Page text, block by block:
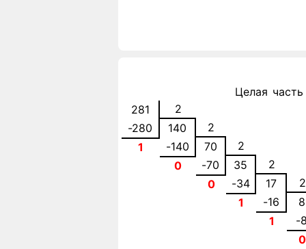
Целая
281
2
-280
140
2
1
-140 70
2
0
-70 35
2
0
-34 17
2
1
-16
8
1
-
0